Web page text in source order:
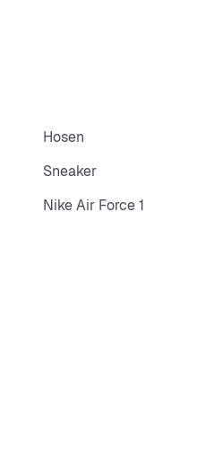
Hosen
Sneaker
Nike Air Force 1